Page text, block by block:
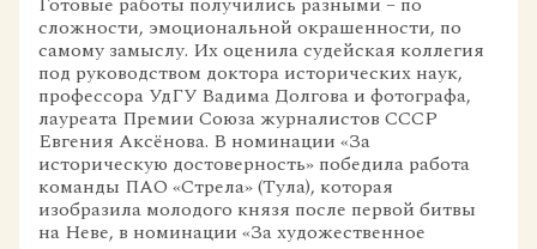
сложности, эмоциональной окрашенности, по
самому замыслу. Их оценила судейская коллегия
под руководством доктора исторических наук,
профессора УдГУ Вадима Долгова и фотографа,
лауреата Премии Союза журналистов СССР
Евгения Аксёнова. В номинации «За
историческую достоверность» победила работа
команды ПАО «Стрела» (Тула), которая
изобразила молодого князя после первой битвы
на Неве, в номинации «За художественное